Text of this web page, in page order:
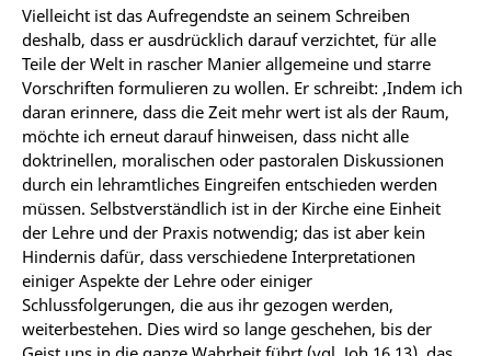
Vielleicht ist das Aufregendste an seinem Schreiben
deshalb, dass er ausdrücklich darauf verzichtet, für alle
Teile der Welt in rascher Manier allgemeine und starre
Vorschriften formulieren zu wollen. Er schreibt: ‚Indem ich
daran erinnere, dass die Zeit mehr wert ist als der Raum,
möchte ich erneut darauf hinweisen, dass nicht alle
doktrinellen, moralischen oder pastoralen Diskussionen
durch ein lehramtliches Eingreifen entschieden werden
müssen. Selbstverständlich ist in der Kirche eine Einheit
der Lehre und der Praxis notwendig; das ist aber kein
Hindernis dafür, dass verschiedene Interpretationen
einiger Aspekte der Lehre oder einiger
Schlussfolgerungen, die aus ihr gezogen werden,
weiterbestehen. Dies wird so lange geschehen, bis der